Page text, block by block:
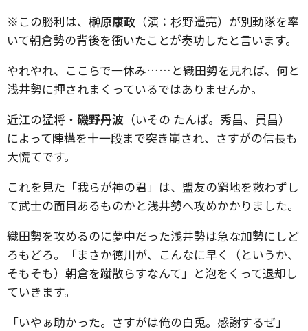
※この勝利は、 榊原康政 （演：杉野遥亮）が別動隊を率
いて朝倉勢の背後を衝いたことが奏功したと言います。
やれやれ、ここらで一休み……と織田勢を見れば、何と
浅井勢に押されまくっているではありませんか。
近江の猛将・ 磯野丹波 （いその たんば。秀昌、員昌）
によって陣構を十一段まで突き崩され、さすがの信長も
大慌てです。
これを見た「我らが神の君」は、盟友の窮地を救わずし
て武士の面目あるものかと浅井勢へ攻めかかりました。
織田勢を攻めるのに夢中だった浅井勢は急な加勢にしど
ろもどろ。「まさか徳川が、こんなに早く（というか、
そもそも）朝倉を蹴散らすなんて」と泡をくって退却し
ていきます。
「いやぁ助かった。さすがは俺の白兎。感謝するぜ」